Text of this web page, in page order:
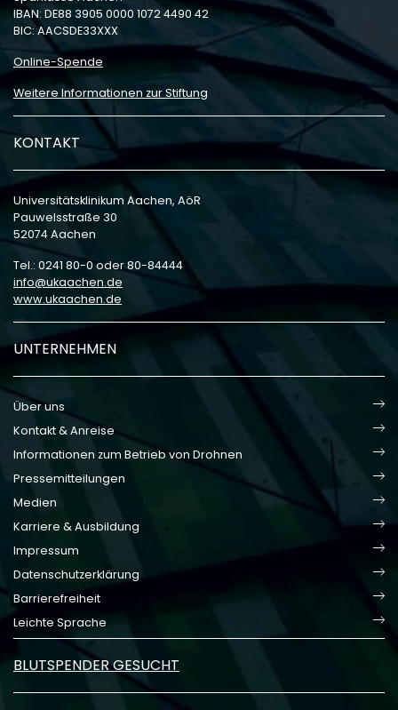
IBAN: DE88 3905 0000 1072 4490 42
BIC: AACSDE33XXX
Online-Spende
Weitere Informationen zur Stiftung
KONTAKT
Universitätsklinikum Aachen, AöR
Pauwelsstraße 30
52074 Aachen
Tel.: 0241 80-0 oder 80-84444
info
ukaachen de
www.ukaachen.de
UNTERNEHMEN
Über uns
Kontakt & Anreise
Informationen zum Betrieb von Drohnen
Pressemitteilungen
Medien
Karriere & Ausbildung
Impressum
Datenschutzerklärung
Barrierefreiheit
Leichte Sprache
BLUTSPENDER GESUCHT